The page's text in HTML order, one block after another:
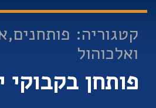
קטגוריה:
ואלכוהול
פותחן בקבוקי